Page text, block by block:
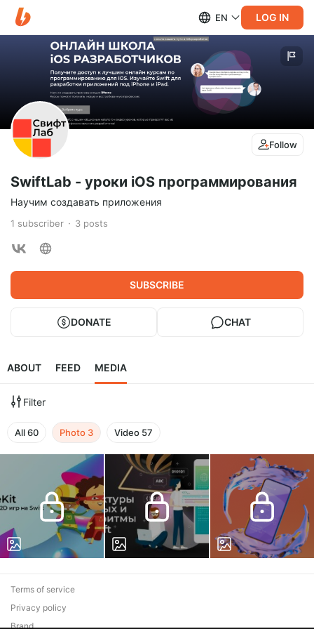
EN LOG IN
Follow
SwiftLab - уроки iOS программирования
Научим создавать приложения
1 subscriber 3 posts
SUBSCRIBE
DONATE CHAT
ABOUT FEED MEDIA
Filter
All60 Photo 3 Video 57
Terms of service
Privacy policy
Brand